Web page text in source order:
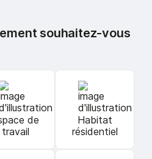
souhaitez-vous
de
travail
Habitat
résidentiel